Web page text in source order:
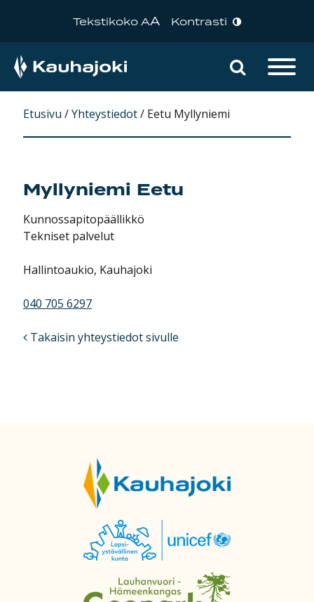
Tekstikoko AA Kontrasti
Päävalikko Hae
Etusivu /Yhteystiedot/ Eetu Myllyniemi
Myllyniemi Eetu
Kunnossapitopäällikkö
Tekniset palvelut
Hallintoaukio, Kauhajoki
040 705 6297
Takaisin yhteystiedot sivulle